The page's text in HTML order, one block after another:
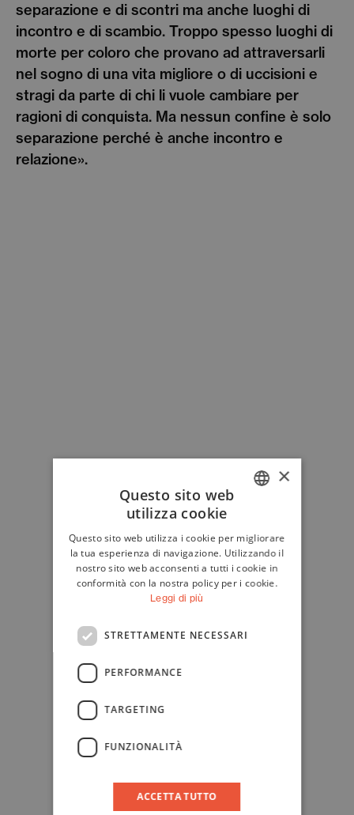
separazione e di scontri ma anche luoghi di
incontro e di scambio. Troppo spesso luoghi di
morte per coloro che provano ad attraversarli
nel sogno di una vita migliore o di uccisioni e
stragi da parte di chi li vuole cambiare per
ragioni di conquista. Ma nessun confine è solo
separazione perché è anche incontro e
relazione».
ENGLISH
×
Questo sito web
utilizza cookie
Questo sito web utilizza i cookie per migliorare
la tua esperienza di navigazione. Utilizzando il
nostro sito web acconsenti a tutti i cookie in
conformità con la nostra policy per i cookie.
Leggi di più
STRETTAMENTE NECESSARI
PERFORMANCE
TARGETING
FUNZIONALITÀ
ACCETTA TUTTO